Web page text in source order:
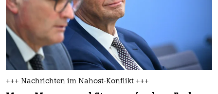
+++ Nachrichten im Nahost-Konflikt +++